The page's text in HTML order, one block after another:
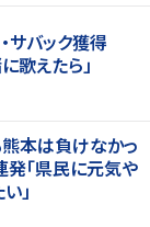
サバック獲得
歌えたら」
熊本は負けなかっ
「県民に元気や
」